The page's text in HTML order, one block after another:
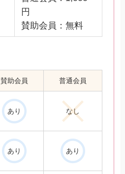
円
賛助会員：無料
賛助会員 普通会員
あり なし
あり あり